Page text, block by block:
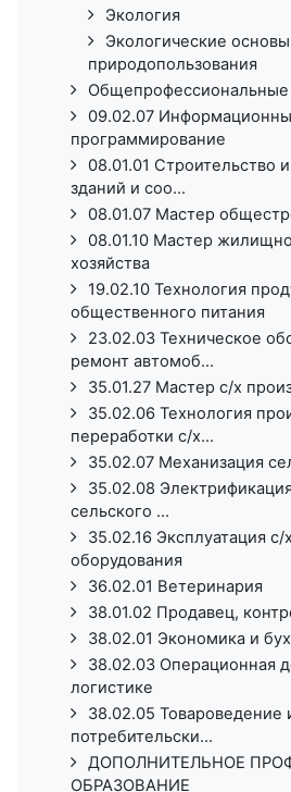
Экология
Экологические основы
природопользования
09.02.07
программирование
08.01.01 Строительство
зданий и соо...
08.01.07 Мастер
08.01.10 Мастер
хозяйства
19.02.10 Технология
общественного питания
23.02.03 Техническое
ремонт автомоб...
35.01.27 Мастер с/х
35.02.06 Технология
переработки с/х...
35.02.07 Механизация
35.02.08
сельского ...
35.02.16 Эксплуатация
оборудования
36.02.01 Ветеринария
38.01.02 Продавец,
38.02.01 Экономика и
38.02.03 Операционная
логистике
38.02.05 Товароведение
потребительски...
ДОПОЛНИТЕЛЬНОЕ
ОБРАЗОВАНИЕ